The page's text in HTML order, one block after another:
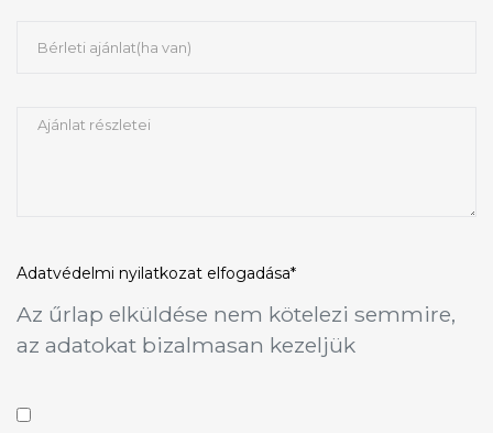
Adatvédelmi nyilatkozat elfogadása*
Az űrlap elküldése nem kötelezi semmire,
az adatokat bizalmasan kezeljük